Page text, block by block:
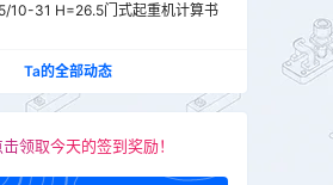
10-31 H=26.5门式起重机计算书
Ta的全部动态
击领取今天的签到奖励！